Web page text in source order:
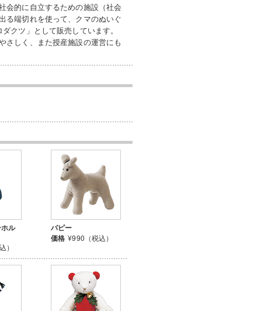
会的に自立するための施設（社会
る端切れを使って、クマのぬいぐ
クツ」として販売しています。
さしく、また授産施設の運営にも
ル
）
パピー
価格 ¥990（税込）